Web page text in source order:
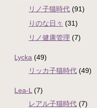
リノ子猫時代 (91)
りのな日々 (31)
リノ健康管理 (7)
Lycka (49)
リッカ子猫時代 (49)
Lea-L (7)
レアル子猫時代 (7)